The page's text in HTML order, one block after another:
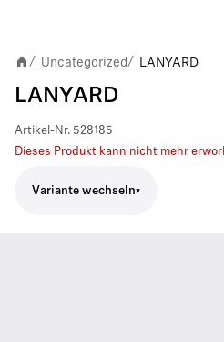
/ Uncategorized / LANYARD
LANYARD
Artikel-Nr. 528185
Dieses Produkt kann nicht mehr
Variante wechseln